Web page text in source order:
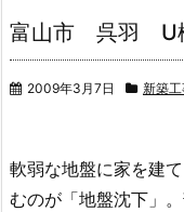
富山市 呉羽 U
2009年3月7日 新築
軟弱な地盤に家を建
むのが「地盤沈下」